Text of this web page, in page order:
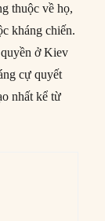
thuộc về họ,
kháng chiến.
ở Kiev
cự quyết
nhất kể từ